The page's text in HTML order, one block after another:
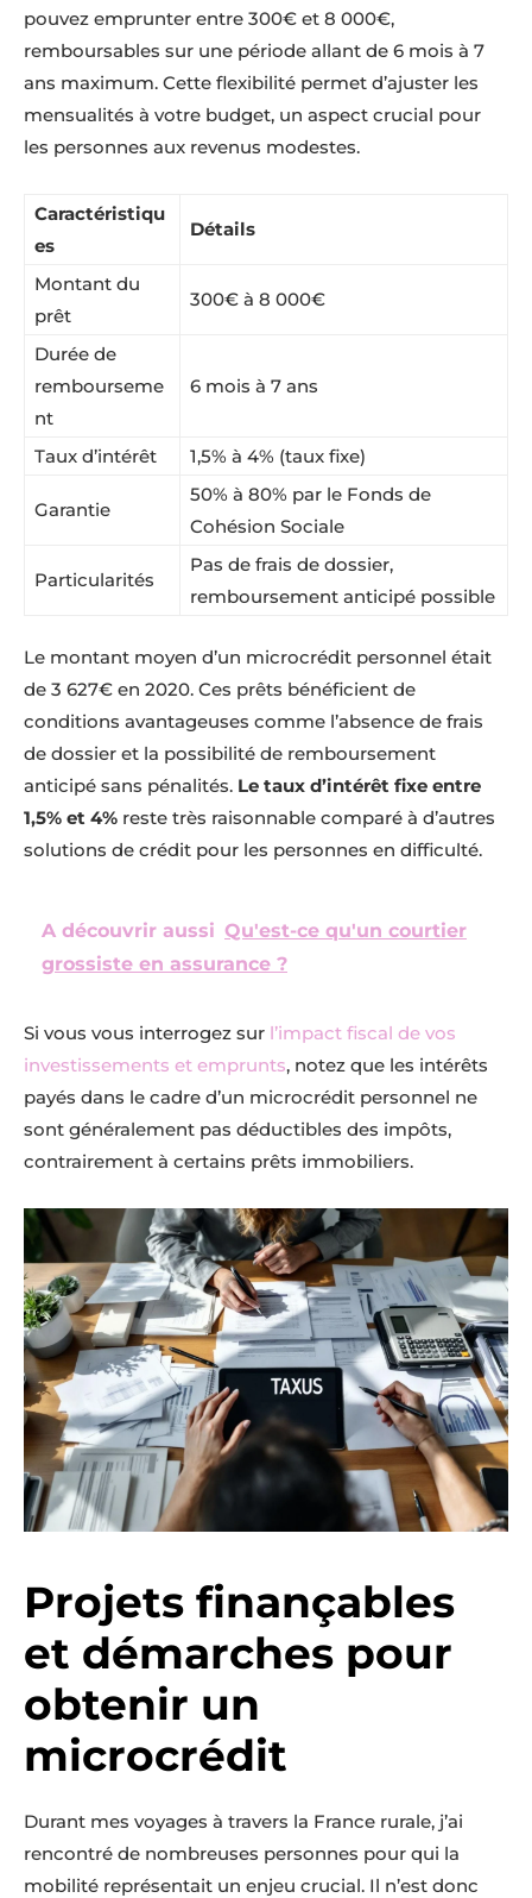
pouvez emprunter entre 300€ et 8 000€,
remboursables sur une période allant de 6 mois à 7
ans maximum. Cette flexibilité permet d’ajuster les
mensualités à votre budget, un aspect crucial pour
les personnes aux revenus modestes.
Caractéristiqu
es
Détails
Montant du
prêt
300€ à 8 000€
Durée de
rembourseme
nt
6 mois à 7 ans
Taux d’intérêt 1,5% à 4% (taux fixe)
Garantie
50% à 80% par le Fonds de
Cohésion Sociale
Particularités
Pas de frais de dossier,
remboursement anticipé possible
Le montant moyen d’un microcrédit personnel était
de 3 627€ en 2020. Ces prêts bénéficient de
conditions avantageuses comme l’absence de frais
de dossier et la possibilité de remboursement
anticipé sans pénalités. Le taux d’intérêt fixe entre
1,5% et 4% reste très raisonnable comparé à d’autres
solutions de crédit pour les personnes en difficulté.
A découvrir aussi Qu'est-ce qu'un courtier
grossiste en assurance ?
Si vous vous interrogez sur l’impact fiscal de vos
investissements et emprunts, notez que les intérêts
payés dans le cadre d’un microcrédit personnel ne
sont généralement pas déductibles des impôts,
contrairement à certains prêts immobiliers.
Projets finançables
et démarches pour
obtenir un
microcrédit
Durant mes voyages à travers la France rurale, j’ai
rencontré de nombreuses personnes pour qui la
mobilité représentait un enjeu crucial. Il n’est donc